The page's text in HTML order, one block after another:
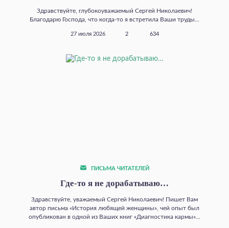
Здравствуйте, глубокоуважаемый Сергей Николаевич!
Благодарю Господа, что когда‑то я встретила Ваши труды...
27 июля 2026 2 634
ПИСЬМА ЧИТАТЕЛЕЙ
Где‑то я не дорабатываю…
Здравствуйте, уважаемый Сергей Николаевич! Пишет Вам
автор письма «История любящей женщины», чей опыт был
опубликован в одной из Ваших книг «Диагностика кармы»...